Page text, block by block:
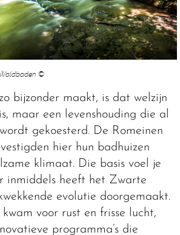
©
bijzonder maakt, is dat welzijn
maar een levenshouding die al
gekoesterd. De Romeinen
hier hun badhuizen
klimaat. Die basis voel je
inmiddels heeft het Zwarte
evolutie doorgemaakt.
voor rust en frisse lucht,
programma’s die